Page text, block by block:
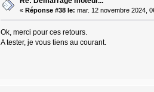
« Réponse #38 le: mar. 12 novembre 2024,
Ok, merci pour ces retours.
A tester, je vous tiens au courant.